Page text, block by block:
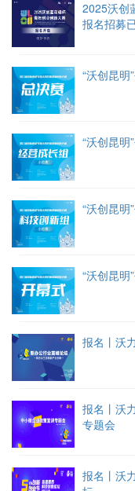
2025沃创
报名招募
“沃创昆
“沃创昆
“沃创昆
“沃创昆明
报名丨沃
报名丨沃
专题会
报名丨沃